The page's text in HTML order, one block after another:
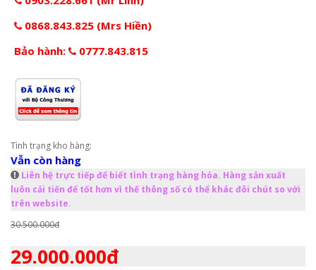
0868.843.825 (Mrs Hiền)
Bảo hành:
0777.843.815
Tình trạng kho hàng:
Vẫn còn hàng
Liên hệ trực tiếp để biết tình trạng hàng hóa. Hàng sản xuất
luôn cải tiến để tốt hơn vì thế thông số có thể khác đôi chút so với
trên website.
30.500.000đ
29.000.000đ